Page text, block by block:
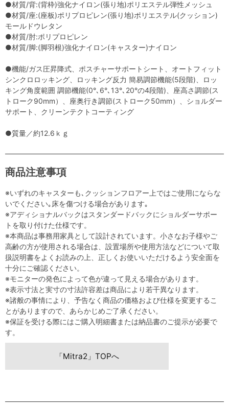
●材質/背:(背枠)強化ナイロン(張り地)ポリエステル弾性メッシュ
●材質/座:(座板)ポリプロピレン(張り地)ポリエステル(クッション)
モールドウレタン
●材質/肘:ポリプロピレン
●材質/脚:(脚羽根)強化ナイロン(キャスター)ナイロン
●機能/ガス圧昇降式、ポスチャーサポートシート、オートフィット
シンクロロッキング、ロッキング反力 簡易調節機能(5段階)、ロッ
キング角度範囲 調節機能(0°､6°､13°､20°の4段階)、座高さ調節(ス
トローク90mm）、座奥行き調節(ストローク50mm）、ショルダー
サポート、クリーンテクトコーティング
●質量／約12.6ｋｇ
商品注意事項
※いずれのキャスターも､クッションフロアー上ではご使用にならな
いでください｡床を傷つける場合があります｡
※アディショナルバックはスタンダードバックにショルダーサポー
トを取り付けた仕様です。
※本商品は事務用家具として設計されています。小さなお子様やご
高齢の方が使用される場合は、設置場所や使用方法などについて取
扱説明書をよくお読みの上、正しくお使いいただけるよう安全面を
十分にご確認ください。
※モニターの発色によって色が違って見える場合があります。
※表示寸法と実寸の寸法許容差は商品により若干異なります。
※諸般の事情により、予告なく商品の価格および仕様を変更するこ
とがありますので、あらかじめご了承ください。
※保証を受ける際にはご購入明細書または納品書のご提示が必要で
す。
「Mitra2」TOPへ